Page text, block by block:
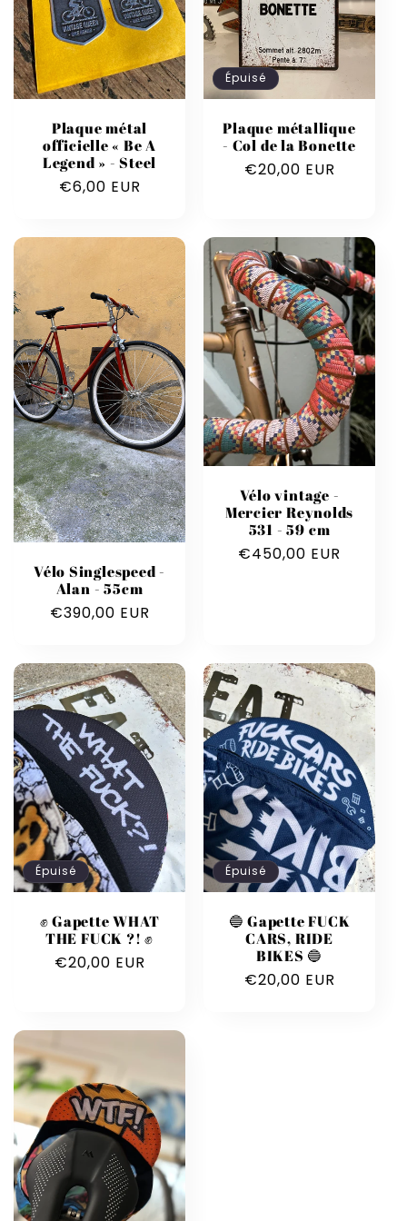
Plaque métal
officielle « Be A
Legend » - Steel
Prix
€6,00 EUR
Épuisé
Plaque métallique
- Col de la Bonette
Prix
€20,00 EUR
Vélo Singlespeed -
Alan - 55cm
Prix
€390,00 EUR
Vélo vintage -
Mercier Reynolds
531 - 59 cm
Prix
€450,00 EUR
Épuisé
✊ Gapette WHAT
THE FUCK ?! ✊
Prix
€20,00 EUR
Épuisé
🔵 Gapette FUCK
CARS, RIDE
BIKES 🔵
Prix
€20,00 EUR